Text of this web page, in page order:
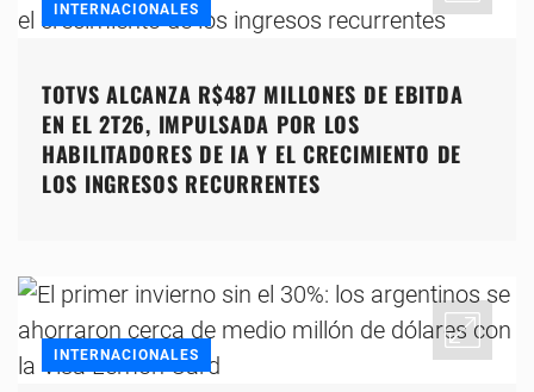
INTERNACIONALES
TOTVS ALCANZA R$487 MILLONES DE EBITDA
EN EL 2T26, IMPULSADA POR LOS
HABILITADORES DE IA Y EL CRECIMIENTO DE
LOS INGRESOS RECURRENTES
INTERNACIONALES